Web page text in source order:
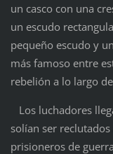
un casco con una
un escudo
pequeño escudo y
más famoso entre
rebelión a lo largo
Los luchadores
solían ser
prisioneros de